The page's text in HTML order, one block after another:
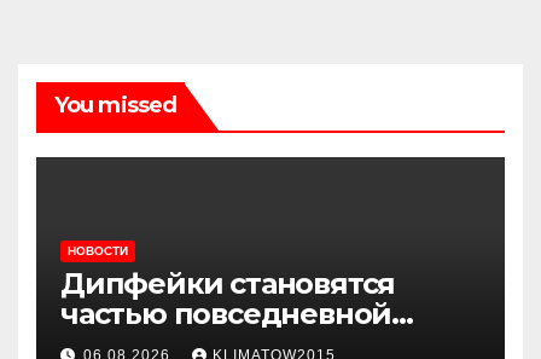
You missed
НОВОСТИ
Дипфейки становятся
частью повседневной
жизни: почему жителям
06.08.2026 KLIMATOW2015